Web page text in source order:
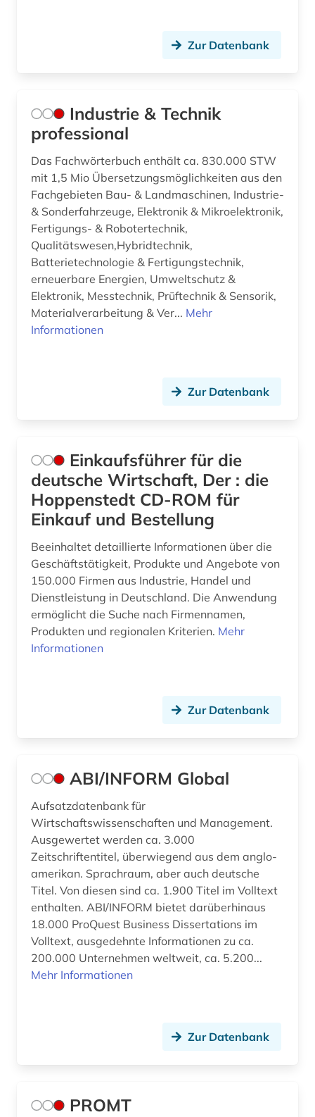
Zur Datenbank
Industrie & Technik
professional
Das Fachwörterbuch enthält ca. 830.000 STW
mit 1,5 Mio Übersetzungsmöglichkeiten aus den
Fachgebieten Bau- & Landmaschinen, Industrie-
& Sonderfahrzeuge, Elektronik & Mikroelektronik,
Fertigungs- & Robotertechnik,
Qualitätswesen,Hybridtechnik,
Batterietechnologie & Fertigungstechnik,
erneuerbare Energien, Umweltschutz &
Elektronik, Messtechnik, Prüftechnik & Sensorik,
Materialverarbeitung & Ver... Mehr
Informationen
Zur Datenbank
Einkaufsführer für die
deutsche Wirtschaft, Der : die
Hoppenstedt CD-ROM für
Einkauf und Bestellung
Beeinhaltet detaillierte Informationen über die
Geschäftstätigkeit, Produkte und Angebote von
150.000 Firmen aus Industrie, Handel und
Dienstleistung in Deutschland. Die Anwendung
ermöglicht die Suche nach Firmennamen,
Produkten und regionalen Kriterien. Mehr
Informationen
Zur Datenbank
ABI/INFORM Global
Aufsatzdatenbank für
Wirtschaftswissenschaften und Management.
Ausgewertet werden ca. 3.000
Zeitschriftentitel, überwiegend aus dem anglo-
amerikan. Sprachraum, aber auch deutsche
Titel. Von diesen sind ca. 1.900 Titel im Volltext
enthalten. ABI/INFORM bietet darüberhinaus
18.000 ProQuest Business Dissertations im
Volltext, ausgedehnte Informationen zu ca.
200.000 Unternehmen weltweit, ca. 5.200...
Mehr Informationen
Zur Datenbank
PROMT